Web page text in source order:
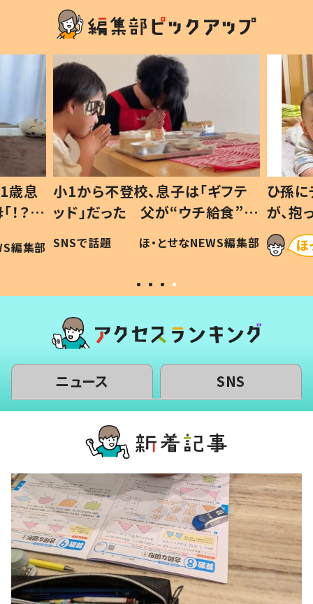
歳息
？」
編集部
小1から不登校、息子は「ギフテ
ッド」だった 父が“ウチ給食”を
作り続ける理由とは #令和の親
#令和の子
SNSで話題 ほ・とせなNEWS編集部
ひ孫
が、
「涙が
い」
ニュース SNS